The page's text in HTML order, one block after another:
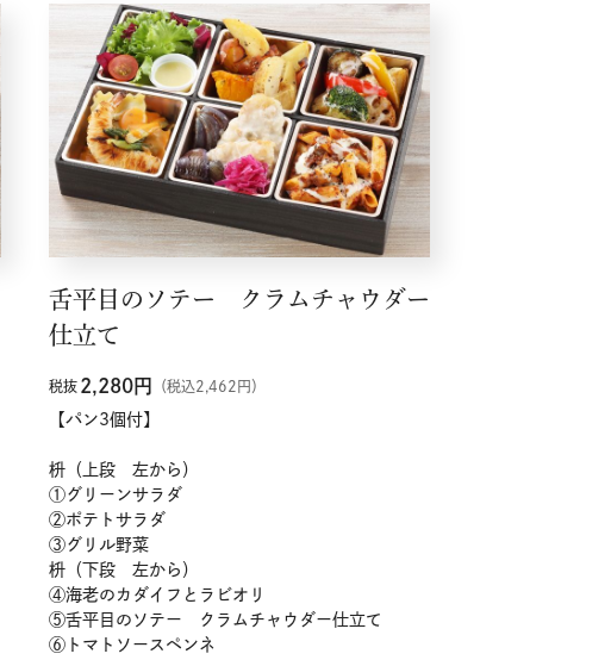
舌平目のソテー クラムチャウダー
仕立て
税抜 2,280円 （税込2,462円）
【パン3個付】
枡（上段 左から）
①グリーンサラダ
②ポテトサラダ
③グリル野菜
枡（下段 左から）
④海老のカダイフとラビオリ
⑤舌平目のソテー クラムチャウダー仕立て
⑥トマトソースペンネ